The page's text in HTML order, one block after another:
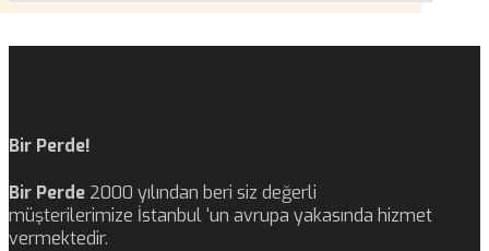
Bir Perde!
Bir Perde 2000 yılından beri siz değerli
müşterilerimize İstanbul ‘un avrupa yakasında hizmet
vermektedir.